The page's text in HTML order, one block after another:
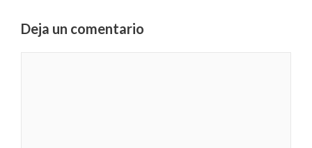
Deja un comentario